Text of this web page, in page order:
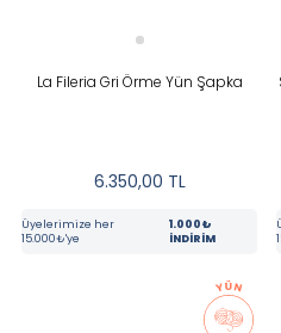
La Fileria Gri Örme Yün Şapka
6.350,00 TL
Üyelerimize her
15.000₺'ye
1.000₺
İNDİRİM